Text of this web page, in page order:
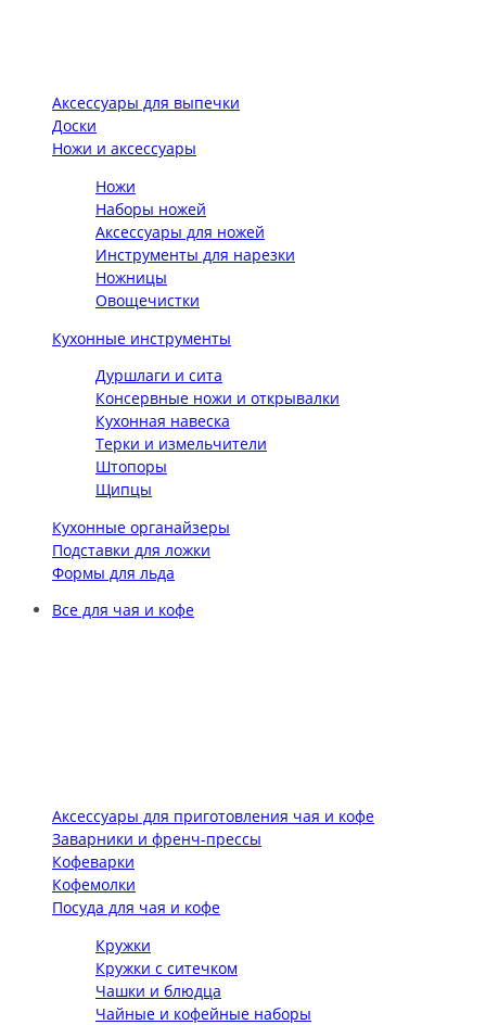
Аксессуары для выпечки
Доски
Ножи и аксессуары
Ножи
Наборы ножей
Аксессуары для ножей
Инструменты для нарезки
Ножницы
Овощечистки
Кухонные инструменты
Дуршлаги и сита
Консервные ножи и открывалки
Кухонная навеска
Терки и измельчители
Штопоры
Щипцы
Кухонные органайзеры
Подставки для ложки
Формы для льда
Все для чая и кофе
Аксессуары для приготовления чая и кофе
Заварники и френч-прессы
Кофеварки
Кофемолки
Посуда для чая и кофе
Кружки
Кружки с ситечком
Чашки и блюдца
Чайные и кофейные наборы